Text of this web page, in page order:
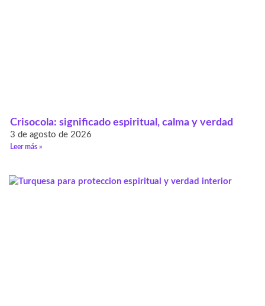
Crisocola: significado espiritual, calma y verdad
3 de agosto de 2026
Leer más »